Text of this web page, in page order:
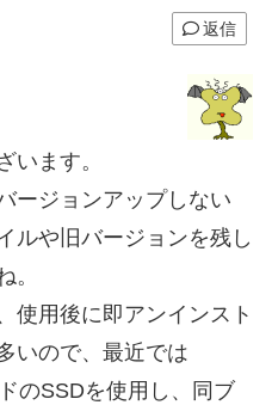
返信
います。
ージョンアップしない
ルや旧バージョンを残し
。
使用後に即アンインスト
いので、最近では
のSSDを使用し、同ブ